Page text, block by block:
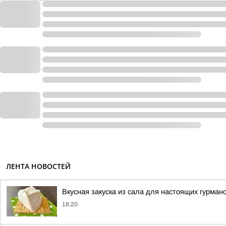
ЛЕНТА НОВОСТЕЙ
Вкусная закуска из сала для настоящих
18:20